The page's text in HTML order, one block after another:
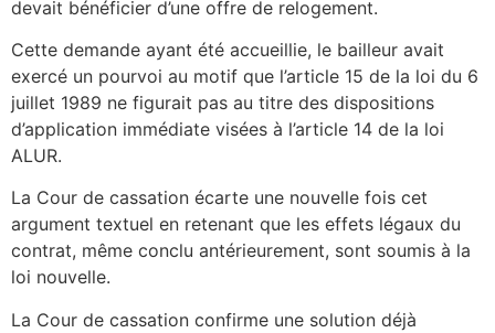
devait bénéficier d’une offre de relogement.
Cette demande ayant été accueillie, le bailleur avait
exercé un pourvoi au motif que l’article 15 de la loi du 6
juillet 1989 ne figurait pas au titre des dispositions
d’application immédiate visées à l’article 14 de la loi
ALUR.
La Cour de cassation écarte une nouvelle fois cet
argument textuel en retenant que les effets légaux du
contrat, même conclu antérieurement, sont soumis à la
loi nouvelle.
La Cour de cassation confirme une solution déjà